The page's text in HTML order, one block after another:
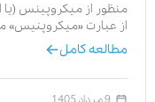
منظور از میکروپینس
از عبارت
مطالعه کامل